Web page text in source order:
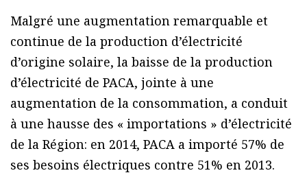
Malgré une augmentation remarquable et
continue de la production d’électricité
d’origine solaire, la baisse de la production
d’électricité de PACA, jointe à une
augmentation de la consommation, a conduit
à une hausse des « importations » d’électricité
de la Région: en 2014, PACA a importé 57% de
ses besoins électriques contre 51% en 2013.